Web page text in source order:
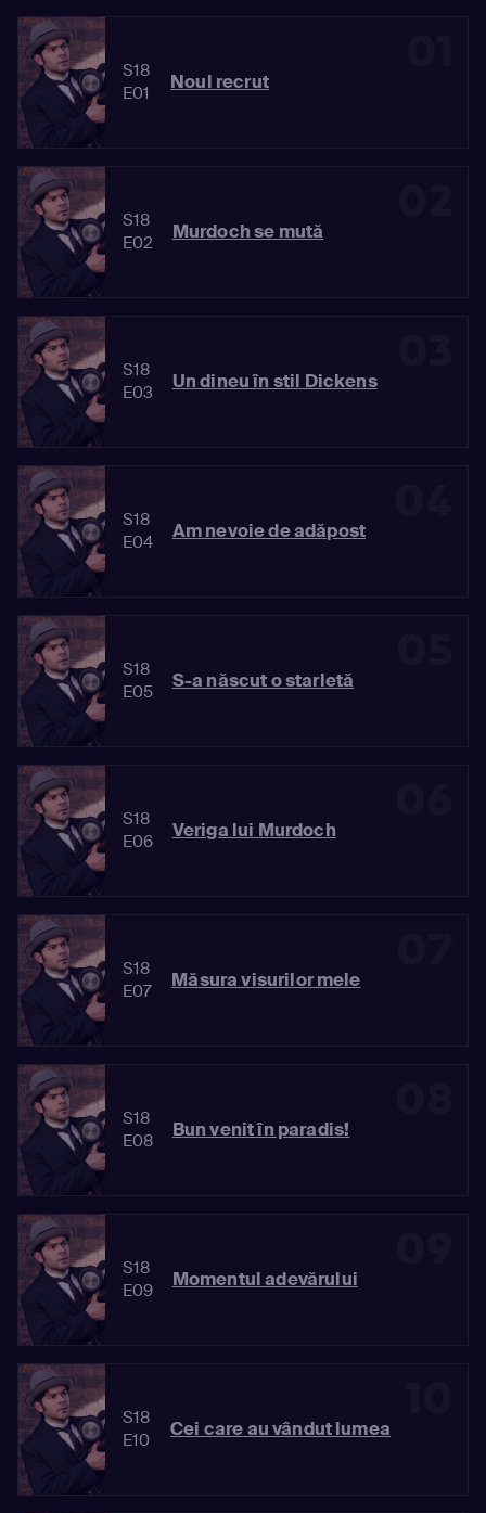
S18
E01
Noul recrut
S18
E02
Murdoch se mută
S18
E03
Un dineu în stil Dickens
S18
E04
Am nevoie de adăpost
S18
E05
S-a născut o starletă
S18
E06
Veriga lui Murdoch
S18
E07
Măsura visurilor mele
S18
E08
Bun venit în paradis!
S18
E09
Momentul adevărului
S18
E10
Cei care au vândut lumea